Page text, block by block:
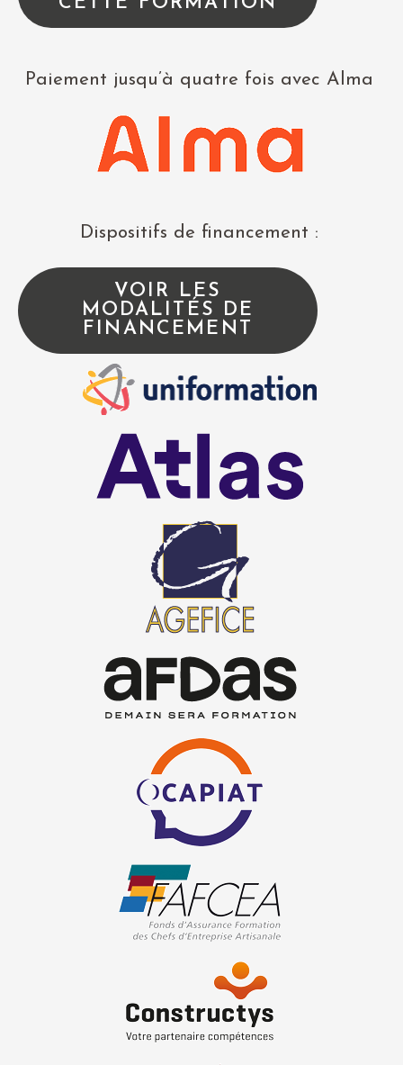
Paiement jusqu’à quatre fois avec Alma
Dispositifs de financement :
VOIR LES
MODALITÉS DE
FINANCEMENT